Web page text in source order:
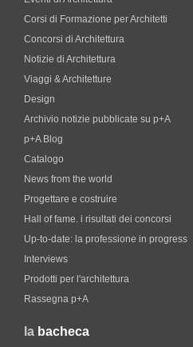
Corsi di Formazione per Architetti
Concorsi di Architettura
Notizie di Architettura
Viaggi & Architetture
Design
Archivio notizie pubblicate su p+A
p+A Blog
Catalogo
News from the world
Progettare e costruire
Hall of fame. i risultati dei concorsi
Up-to-date: la professione in progress
Interviews
Prodotti per l'architettura
Rassegna p+A
la bacheca